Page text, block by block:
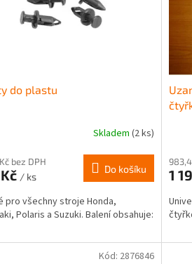
do plastu
Skladem (2 ks)
bez DPH
/ ks
Do košíku
pro všechny stroje Honda,
Polaris a Suzuki. Balení obsahuje:
1
Kód: 2876846